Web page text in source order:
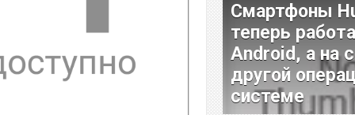
Смартфоны
теперь
Android, а на
другой
системе